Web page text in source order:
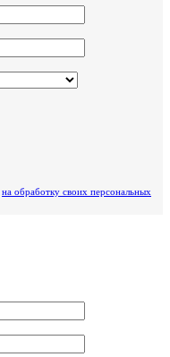
на обработку своих персональных